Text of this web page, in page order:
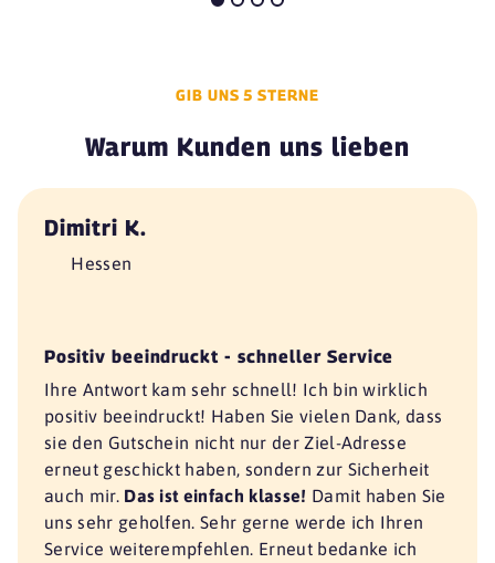
GIB UNS 5 STERNE
Warum Kunden uns lieben
Dimitri K.
Hessen
Positiv beeindruckt - schneller Service
Ihre Antwort kam sehr schnell! Ich bin wirklich
positiv beeindruckt! Haben Sie vielen Dank, dass
sie den Gutschein nicht nur der Ziel-Adresse
erneut geschickt haben, sondern zur Sicherheit
auch mir. Das ist einfach klasse! Damit haben Sie
uns sehr geholfen. Sehr gerne werde ich Ihren
Service weiterempfehlen. Erneut bedanke ich